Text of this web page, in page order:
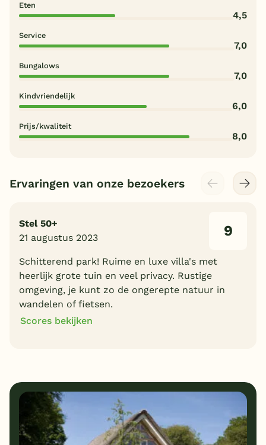
Eten
4,5
Service
7,0
Bungalows
7,0
Kindvriendelijk
6,0
Prijs/kwaliteit
8,0
Ervaringen van onze bezoekers
Stel 50+
21 augustus 2023
9
Schitterend park! Ruime en luxe villa's met
heerlijk grote tuin en veel privacy. Rustige
omgeving, je kunt zo de ongerepte natuur in
wandelen of fietsen.
Scores bekijken
10 Bungalows
9 Prijs/kwaliteit